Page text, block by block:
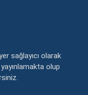
sağlayıcı olarak
olup